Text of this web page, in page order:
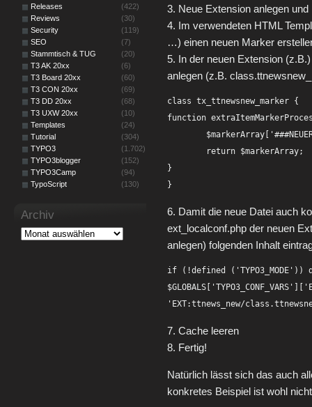
3. Neue Extension anlegen und
4. Im verwendeten HTML
…) einen neuen Marker
5. In der neuen Extension
anlegen (z.B.
class tx_ttnewsnew_marker {
function
}
6. Damit die neue Datei auch
ext_localconf.php der neuen
anlegen) folgenden Inhalt
if (!defined
7. Cache leeren
8. Fertig!
Natürlich lässt sich das auch
konkretes Beispiel ist wohl
Releases
(422)
Reviews
(30)
Security
(119)
SEO
(7)
Stammtisch & TUG
(20)
T3 AK 20xx
(6)
T3 Board 20xx
(60)
T3 CON 20xx
(69)
T3 DD 20xx
(68)
T3 UXW 20xx
(10)
Templates
(24)
Tutorial
(304)
TYPO3
(1.702)
TYPO3blogger
(152)
TYPO3Camp
(94)
TypoScript
(130)
Archiv